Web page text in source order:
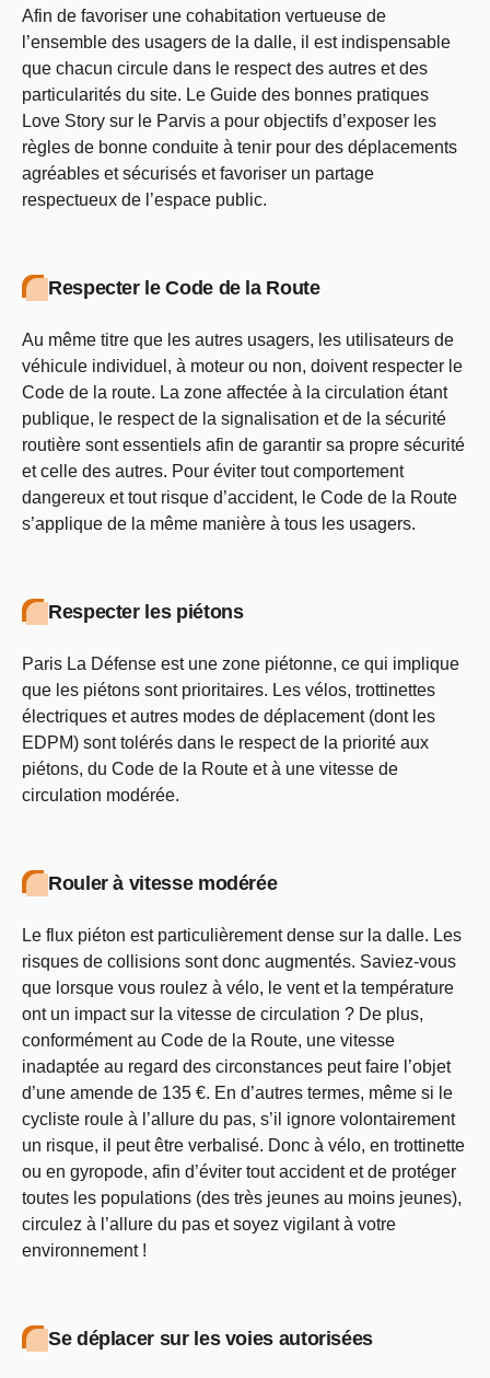
Afin de favoriser une cohabitation vertueuse de
l’ensemble des usagers de la dalle, il est indispensable
que chacun circule dans le respect des autres et des
particularités du site. Le Guide des bonnes pratiques
Love Story sur le Parvis a pour objectifs d’exposer les
règles de bonne conduite à tenir pour des déplacements
agréables et sécurisés et favoriser un partage
respectueux de l’espace public.
Respecter le Code de la Route
Au même titre que les autres usagers, les utilisateurs de
véhicule individuel, à moteur ou non, doivent respecter le
Code de la route. La zone affectée à la circulation étant
publique, le respect de la signalisation et de la sécurité
routière sont essentiels afin de garantir sa propre sécurité
et celle des autres. Pour éviter tout comportement
dangereux et tout risque d’accident, le Code de la Route
s’applique de la même manière à tous les usagers.
Respecter les piétons
Paris La Défense est une zone piétonne, ce qui implique
que les piétons sont prioritaires. Les vélos, trottinettes
électriques et autres modes de déplacement (dont les
EDPM) sont tolérés dans le respect de la priorité aux
piétons, du Code de la Route et à une vitesse de
circulation modérée.
Rouler à vitesse modérée
Le flux piéton est particulièrement dense sur la dalle. Les
risques de collisions sont donc augmentés. Saviez-vous
que lorsque vous roulez à vélo, le vent et la température
ont un impact sur la vitesse de circulation ? De plus,
conformément au Code de la Route, une vitesse
inadaptée au regard des circonstances peut faire l’objet
d’une amende de 135 €. En d’autres termes, même si le
cycliste roule à l’allure du pas, s’il ignore volontairement
un risque, il peut être verbalisé. Donc à vélo, en trottinette
ou en gyropode, afin d’éviter tout accident et de protéger
toutes les populations (des très jeunes au moins jeunes),
circulez à l’allure du pas et soyez vigilant à votre
environnement !
Se déplacer sur les voies autorisées